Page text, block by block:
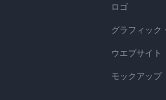
ロゴ
グラフィック
ウエブサイト
モックアップ